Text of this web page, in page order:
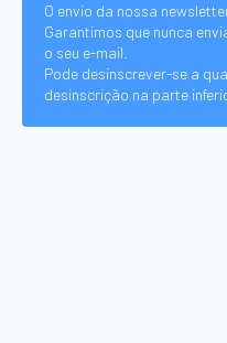
O envio da nossa
Garantimos que nunca
o seu e-mail.
Pode desinscrever-se a
desinscrição na parte